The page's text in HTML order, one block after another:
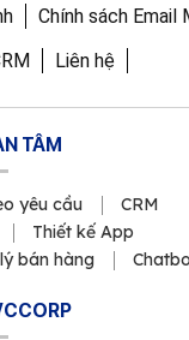
Chính sách Email
Liên hệ
TÂM
yêu cầu
CRM
Thiết kế App
bán hàng